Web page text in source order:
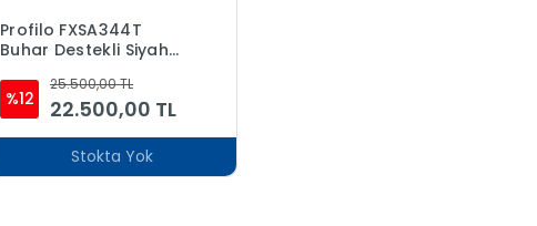
Profilo FXSA344T
Buhar Destekli Siyah
Fonksiyon
%12
25.500,00 TL
22.500,00 TL
Stokta Yok